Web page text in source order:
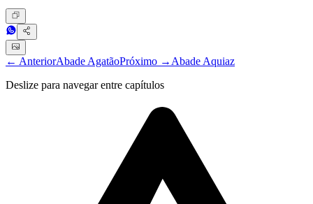
← AnteriorAbade AgatãoPróximo → Abade Aquiaz
Deslize para navegar entre capítulos